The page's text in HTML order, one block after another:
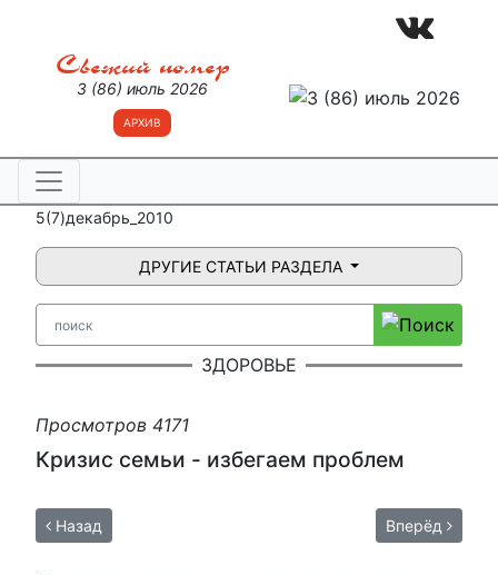
Свежий номер
3 (86) июль 2026
АРХИВ
5(7)декабрь_2010
ДРУГИЕ СТАТЬИ РАЗДЕЛА
ЗДОРОВЬЕ
Просмотров 4171
Кризис семьи - избегаем проблем
Назад Вперёд